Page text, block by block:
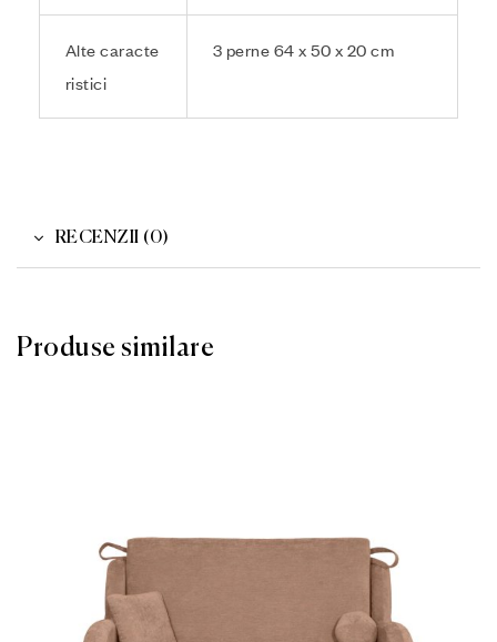
Alte caracte
ristici
3 perne 64 x 50 x 20 cm
RECENZII (0)
Produse similare